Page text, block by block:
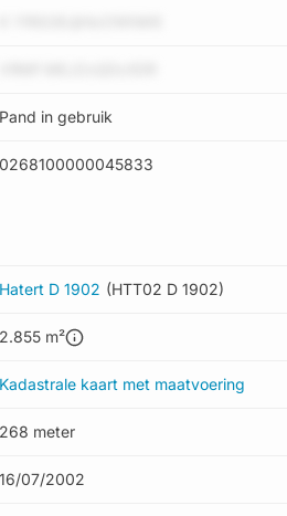
Pand in gebruik
0268100000045833
Hatert D 1902 (HTT02 D 1902)
2.855 m²
Kadastrale kaart met maatvoering
268 meter
16/07/2002